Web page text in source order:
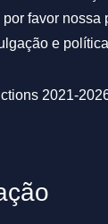
favor nossa
e
2021-